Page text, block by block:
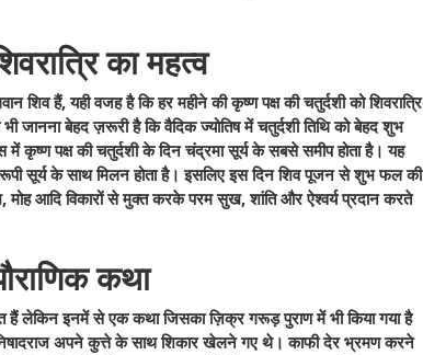
का महत्व
शिव हैं, यही वजह है कि हर महीने की कृष्ण पक्ष की चतुर्दशी को शिवरात्रि
जानना बेहद ज़रूरी है कि वैदिक ज्योतिष में चतुर्दशी तिथि को बेहद शुभ
में कृष्ण पक्ष की चतुर्दशी के दिन चंद्रमा सूर्य के सबसे समीप होता है। यह
सूर्य के साथ मिलन होता है। इसलिए इस दिन शिव पूजन से शुभ फल की
मोह आदि विकारों से मुक्त करके परम सुख, शांति और ऐश्वर्य प्रदान करते
कथा
हैं लेकिन इनमें से एक कथा जिसका ज़िक्र गरूड़ पुराण में भी किया गया है
अपने कुत्ते के साथ शिकार खेलने गए थे। काफी देर भ्रमण करने